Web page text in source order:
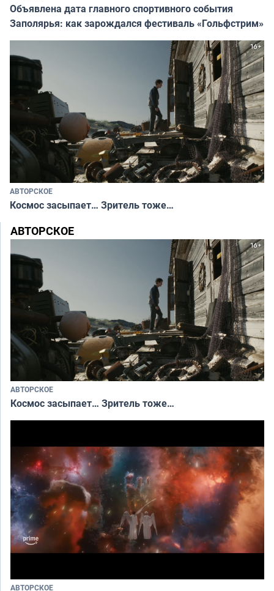
Объявлена дата главного спортивного события
Заполярья: как зарождался фестиваль «Гольфстрим»
АВТОРСКОЕ
Космос засыпает… Зритель тоже…
АВТОРСКОЕ
АВТОРСКОЕ
Космос засыпает… Зритель тоже…
АВТОРСКОЕ